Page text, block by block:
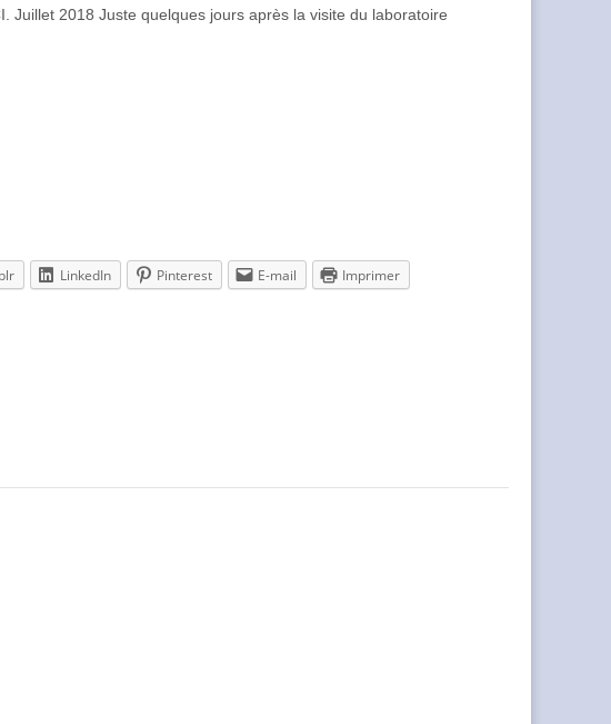
Juillet 2018 Juste quelques jours après la visite du laboratoire
LinkedIn Pinterest E-mail Imprimer